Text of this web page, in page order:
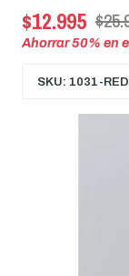
$12.995
Ahorrar50% en
SKU: 1031-